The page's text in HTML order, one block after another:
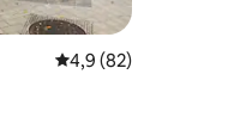
recensies
Gemiddelde
4,9 (82)